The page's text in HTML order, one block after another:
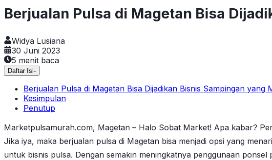
Berjualan Pulsa di Magetan Bisa
Widya Lusiana
30 Juni 2023
5 menit baca
Daftar Isi-
Berjualan Pulsa di Magetan Bisa Dijadikan Bisnis Sampingan yang
Kesimpulan
Penutup
Marketpulsamurah.com, Magetan – Halo Sobat Market! Apa kabar?
Jika iya, maka berjualan pulsa di Magetan bisa menjadi opsi yang
untuk bisnis pulsa. Dengan semakin meningkatnya penggunaan